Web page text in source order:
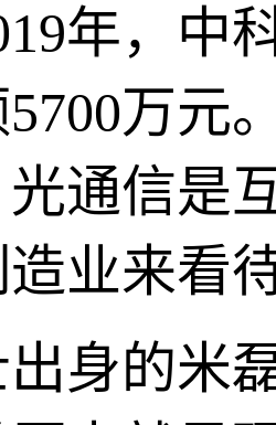
年，中
万元
通信是
业来看
身的米